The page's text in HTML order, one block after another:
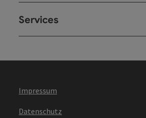
Services
Impressum
Datenschutz